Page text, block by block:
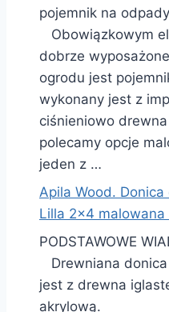
pojemnik na
Obowiązkowym
dobrze
ogrodu jest
wykonany jest z
ciśnieniowo
polecamy opcje
jeden z …
Apila Wood.
Lilla 2×4
PODSTAWOWE
Drewniana
jest z drewna
akrylową.